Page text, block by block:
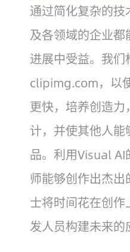
通过简化复杂的
及各领域的企业
进展中受益。我
clipimg.com，以
更快，培养创造
计，并使其他人
品。利用Visual
师能够创作出杰
士将时间花在创
发人员构建未来的